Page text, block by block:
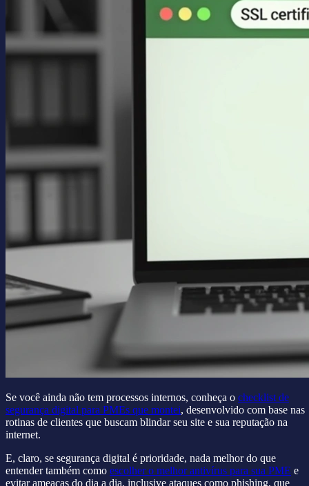
Se você ainda não tem processos internos, conheça o checklist de
segurança digital para PMEs que montei, desenvolvido com base nas
rotinas de clientes que buscam blindar seu site e sua reputação na
internet.
E, claro, se segurança digital é prioridade, nada melhor do que
entender também como escolher o melhor antivírus para sua PME e
evitar ameaças do dia a dia, inclusive ataques como phishing, que